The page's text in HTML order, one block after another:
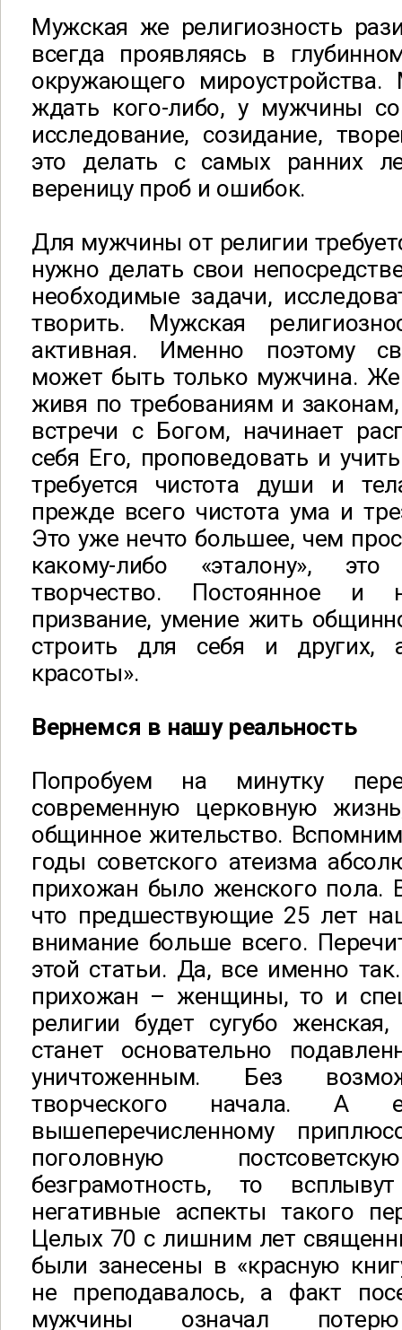
Мужская же религиозность
всегда проявляясь в
окружающего
ждать кого-либо, у мужчины
исследование, созидание,
это делать с самых ранних
вереницу проб и ошибок.
Для мужчины от религии
нужно делать свои
необходимые задачи,
творить. Мужская
активная. Именно поэтому
может быть только мужчина.
живя по требованиям и
встречи с Богом, начинает
себя Его, проповедовать и
требуется чистота души и
прежде всего чистота ума и
Это уже нечто большее, чем
какому-либо «эталону», это
творчество. Постоянное и
призвание, умение жить
строить для себя и других,
красоты».
Вернемся в нашу реальность
Попробуем на минутку
современную церковную
общинное жительство.
годы советского атеизма
прихожан было женского пола.
что предшествующие 25 лет
внимание больше всего.
этой статьи. Да, все именно
прихожан – женщины, то и
религии будет сугубо
станет основательно
уничтоженным. Без
творческого начала. А
вышеперечисленному
поголовную
безграмотность, то
негативные аспекты такого
Целых 70 с лишним лет
были занесены в «красную
не преподавалось, а факт
мужчины означал потерю